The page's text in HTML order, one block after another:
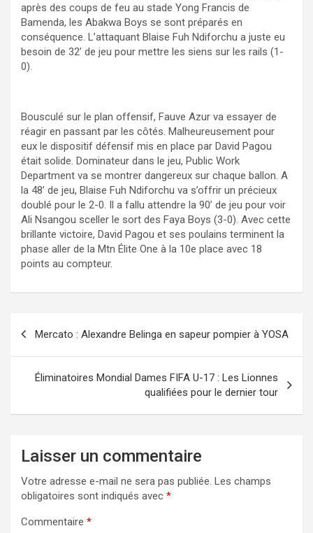
après des coups de feu au stade Yong Francis de
Bamenda, les Abakwa Boys se sont préparés en
conséquence. L’attaquant Blaise Fuh Ndiforchu a juste eu
besoin de 32’ de jeu pour mettre les siens sur les rails (1-
0).
Bousculé sur le plan offensif, Fauve Azur va essayer de
réagir en passant par les côtés. Malheureusement pour
eux le dispositif défensif mis en place par David Pagou
était solide. Dominateur dans le jeu, Public Work
Department va se montrer dangereux sur chaque ballon. A
la 48’ de jeu, Blaise Fuh Ndiforchu va s’offrir un précieux
doublé pour le 2-0. Il a fallu attendre la 90’ de jeu pour voir
Ali Nsangou sceller le sort des Faya Boys (3-0). Avec cette
brillante victoire, David Pagou et ses poulains terminent la
phase aller de la Mtn Élite One à la 10e place avec 18
points au compteur.
l’article
Mercato : Alexandre Belinga en sapeur pompier à YOSA
Éliminatoires Mondial Dames FIFA U-17 : Les Lionnes
qualifiées pour le dernier tour
Laisser un commentaire
Votre adresse e-mail ne sera pas publiée. Les champs
obligatoires sont indiqués avec *
Commentaire *